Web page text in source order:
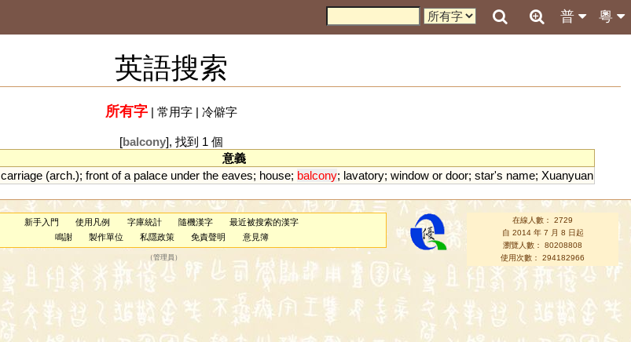
粵
普
英語搜索
所有字| 常用字| 冷僻字
[balcony], 找到 1 個
意義
carriage (arch.); front of a palace under the eaves; house; balcony; lavatory; window or door; star's name; Xuanyuan
新手入門 使用凡例 字庫統計 隨機漢字
最近被搜索的漢字
鳴謝
製作單位 私隱政策 免責聲明 意見簿
（管理員 ）
在線人數： 2729
自 2014 年 7 月 8 日起
瀏覽人數： 80208808
使用次數： 294182966